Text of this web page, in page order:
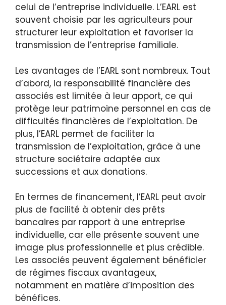
celui de l’entreprise individuelle. L’EARL est
souvent choisie par les agriculteurs pour
structurer leur exploitation et favoriser la
transmission de l’entreprise familiale.
Les avantages de l’EARL sont nombreux. Tout
d’abord, la responsabilité financière des
associés est limitée à leur apport, ce qui
protège leur patrimoine personnel en cas de
difficultés financières de l’exploitation. De
plus, l’EARL permet de faciliter la
transmission de l’exploitation, grâce à une
structure sociétaire adaptée aux
successions et aux donations.
En termes de financement, l’EARL peut avoir
plus de facilité à obtenir des prêts
bancaires par rapport à une entreprise
individuelle, car elle présente souvent une
image plus professionnelle et plus crédible.
Les associés peuvent également bénéficier
de régimes fiscaux avantageux,
notamment en matière d’imposition des
bénéfices.